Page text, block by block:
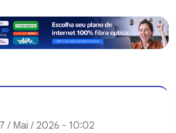
/ Mai / 2026 - 10:02